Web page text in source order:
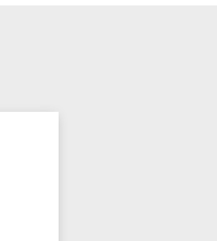
sportives